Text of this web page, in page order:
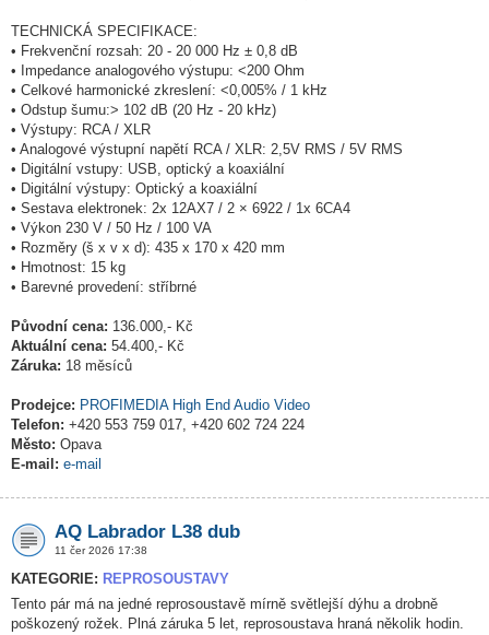
TECHNICKÁ SPECIFIKACE:
• Frekvenční rozsah: 20 - 20 000 Hz ± 0,8 dB
• Impedance analogového výstupu: <200 Ohm
• Celkové harmonické zkreslení: <0,005% / 1 kHz
• Odstup šumu:> 102 dB (20 Hz - 20 kHz)
• Výstupy: RCA / XLR
• Analogové výstupní napětí RCA / XLR: 2,5V RMS / 5V RMS
• Digitální vstupy: USB, optický a koaxiální
• Digitální výstupy: Optický a koaxiální
• Sestava elektronek: 2x 12AX7 / 2 × 6922 / 1x 6CA4
• Výkon 230 V / 50 Hz / 100 VA
• Rozměry (š x v x d): 435 x 170 x 420 mm
• Hmotnost: 15 kg
• Barevné provedení: stříbrné
Původní cena: 136.000,- Kč
Aktuální cena: 54.400,- Kč
Záruka: 18 měsíců
Prodejce: PROFIMEDIA High End Audio Video
Telefon: +420 553 759 017, +420 602 724 224
Město: Opava
E-mail: e-mail
AQ Labrador L38 dub
11 čer 2026 17:38
KATEGORIE: REPROSOUSTAVY
Tento pár má na jedné reprosoustavě mírně světlejší dýhu a drobně
poškozený rožek. Plná záruka 5 let, reprosoustava hraná několik hodin.